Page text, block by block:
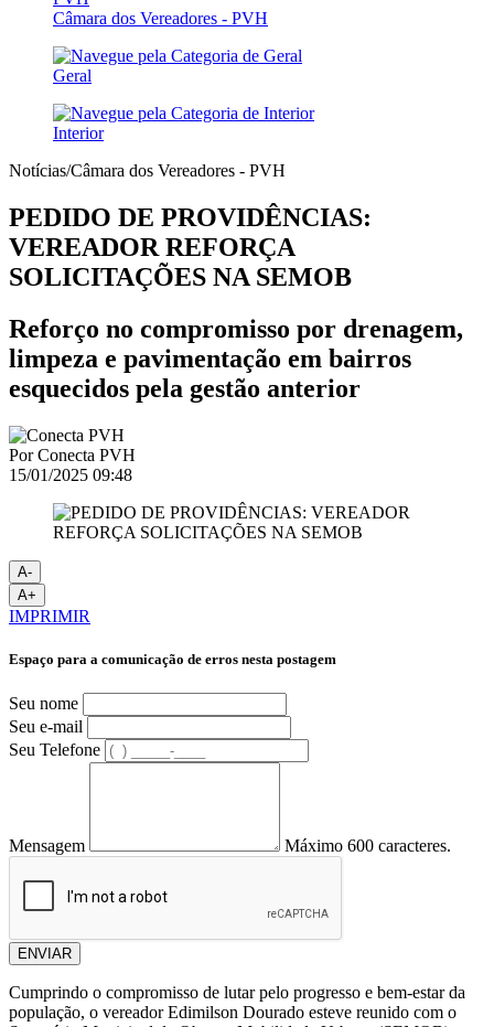
Câmara dos Vereadores - PVH
Geral
Interior
Notícias/Câmara dos Vereadores - PVH
PEDIDO DE PROVIDÊNCIAS:
VEREADOR REFORÇA
SOLICITAÇÕES NA SEMOB
Reforço no compromisso por drenagem,
limpeza e pavimentação em bairros
esquecidos pela gestão anterior
PorConecta PVH
15/01/2025 09:48
A-
A+
IMPRIMIR
Espaço para a comunicação de erros nesta postagem
Seu nome
Seu e-mail
Seu Telefone
Mensagem Máximo 600 caracteres.
ENVIAR
Cumprindo o compromisso de lutar pelo progresso e bem-estar da
população, o vereador Edimilson Dourado esteve reunido com o